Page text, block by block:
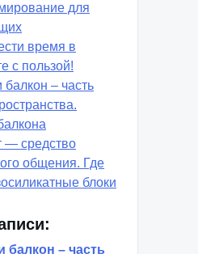
для
время в
с пользой!
– часть
— средство
общения. Где
блоки
балкон – часть